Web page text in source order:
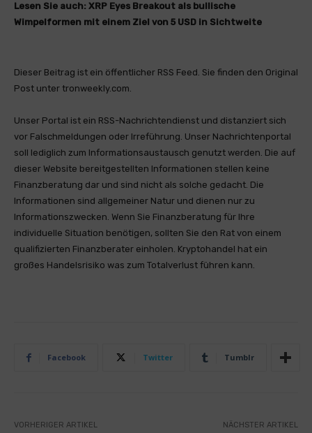
Lesen Sie auch: XRP Eyes Breakout als bullische
Wimpelformen mit einem Ziel von 5 USD in Sichtweite
Dieser Beitrag ist ein öffentlicher RSS Feed. Sie finden den Original
Post unter tronweekly.com.
Unser Portal ist ein RSS-Nachrichtendienst und distanziert sich
vor Falschmeldungen oder Irreführung. Unser Nachrichtenportal
soll lediglich zum Informationsaustausch genutzt werden. Die auf
dieser Website bereitgestellten Informationen stellen keine
Finanzberatung dar und sind nicht als solche gedacht. Die
Informationen sind allgemeiner Natur und dienen nur zu
Informationszwecken. Wenn Sie Finanzberatung für Ihre
individuelle Situation benötigen, sollten Sie den Rat von einem
qualifizierten Finanzberater einholen. Kryptohandel hat ein
großes Handelsrisiko was zum Totalverlust führen kann.
Facebook Twitter Tumblr
VORHERIGER ARTIKEL NÄCHSTER ARTIKEL